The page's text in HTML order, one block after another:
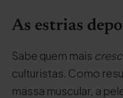
As estrias
Sabe quem mais
culturistas. Como
massa muscular, a